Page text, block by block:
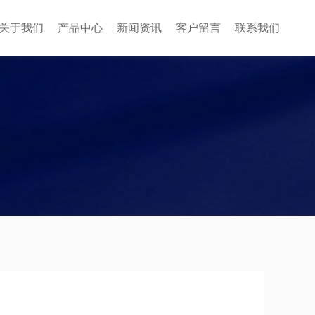
于我们 产品中心 新闻资讯 客户留言 联系我们